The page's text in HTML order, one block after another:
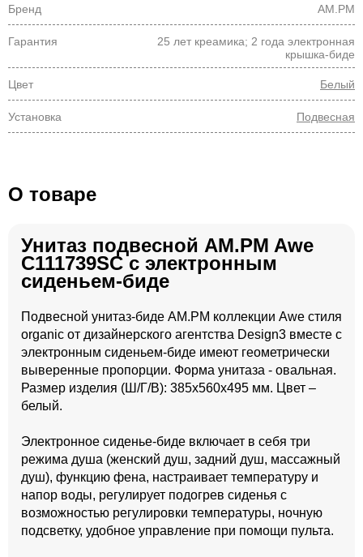
Бренд AM.PM
Гарантия
25 лет креамика; 2 года электронная
крышка-биде
Цвет Белый
Установка Подвесная
О товаре
Унитаз подвесной AM.PM Awe
C111739SC с электронным
сиденьем-биде
Подвесной унитаз-биде AM.PM коллекции Awe стиля
organic от дизайнерского агентства Design3 вместе с
электронным сиденьем-биде имеют геометрически
выверенные пропорции. Форма унитаза - овальная.
Размер изделия (Ш/Г/В): 385x560x495 мм. Цвет –
белый.
Электронное сиденье-биде включает в себя три
режима душа (женский душ, задний душ, массажный
душ), функцию фена, настраивает температуру и
напор воды, регулирует подогрев сиденья с
возможностью регулировки температуры, ночную
подсветку, удобное управление при помощи пульта.